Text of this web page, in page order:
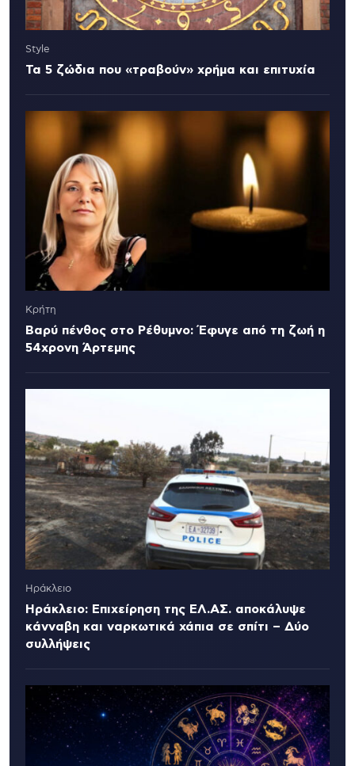
Style
Τα 5 ζώδια που «τραβούν» χρήμα και επιτυχία
Κρήτη
Βαρύ πένθος στο Ρέθυμνο: Έφυγε από τη ζωή η
54χρονη Άρτεμης
Ηράκλειο
Ηράκλειο: Επιχείρηση της ΕΛ.ΑΣ. αποκάλυψε
κάνναβη και ναρκωτικά χάπια σε σπίτι – Δύο
συλλήψεις